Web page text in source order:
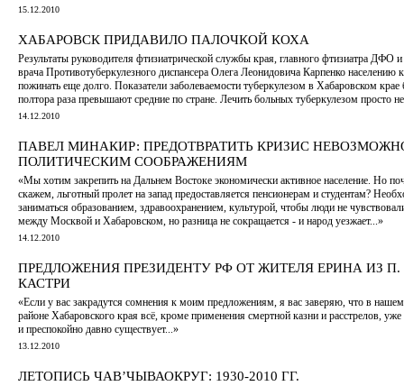
15.12.2010
ХАБАРОВСК ПРИДАВИЛО ПАЛОЧКОЙ КОХА
Результаты руководителя фтизиатрической службы края, главного фтизиатра ДФО и
врача Противотуберкулезного диспансера Олега Леонидовича Карпенко населению
пожинать еще долго. Показатели заболеваемости туберкулезом в Хабаровском крае
полтора раза превышают средние по стране. Лечить больных туберкулезом просто
14.12.2010
ПАВЕЛ МИНАКИР: ПРЕДОТВРАТИТЬ КРИЗИС
ПОЛИТИЧЕСКИМ СООБРАЖЕНИЯМ
«Мы хотим закрепить на Дальнем Востоке экономически активное население. Но
скажем, льготный пролет на запад предоставляется пенсионерам и студентам?
заниматься образованием, здравоохранением, культурой, чтобы люди не
между Москвой и Хабаровском, но разница не сокращается - и народ уезжает...»
14.12.2010
ПРЕДЛОЖЕНИЯ ПРЕЗИДЕНТУ РФ ОТ ЖИТЕЛЯ ЕРИНА ИЗ П.
КАСТРИ
«Если у вас закрадутся сомнения к моим предложениям, я вас заверяю, что в
районе Хабаровского края всё, кроме применения смертной казни и расстрелов,
и преспокойно давно существует...»
13.12.2010
ЛЕТОПИСЬ ЧАВ’ЧЫВАОКРУГ: 1930-2010 ГГ.